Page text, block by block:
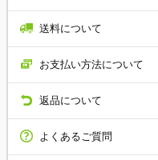
送料について
お支払い方法について
返品について
よくあるご質問